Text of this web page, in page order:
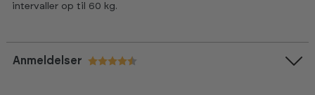
intervaller op til 60 kg.
Anmeldelser